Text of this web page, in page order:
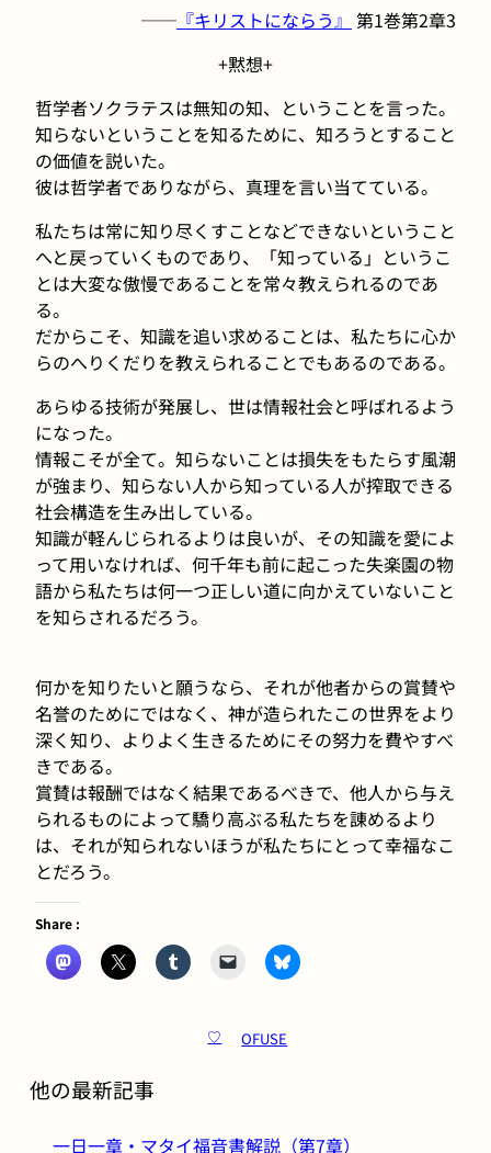
── 『キリストにならう』 第1巻第2章3
+黙想+
哲学者ソクラテスは無知の知、ということを言った。
知らないということを知るために、知ろうとすること
の価値を説いた。
彼は哲学者でありながら、真理を言い当てている。
私たちは常に知り尽くすことなどできないということ
へと戻っていくものであり、「知っている」というこ
とは大変な傲慢であることを常々教えられるのであ
る。
だからこそ、知識を追い求めることは、私たちに心か
らのへりくだりを教えられることでもあるのである。
あらゆる技術が発展し、世は情報社会と呼ばれるよう
になった。
情報こそが全て。知らないことは損失をもたらす風潮
が強まり、知らない人から知っている人が搾取できる
社会構造を生み出している。
知識が軽んじられるよりは良いが、その知識を愛によ
って用いなければ、何千年も前に起こった失楽園の物
語から私たちは何一つ正しい道に向かえていないこと
を知らされるだろう。
何かを知りたいと願うなら、それが他者からの賞賛や
名誉のためにではなく、神が造られたこの世界をより
深く知り、よりよく生きるためにその努力を費やすべ
きである。
賞賛は報酬ではなく結果であるべきで、他人から与え
られるものによって驕り高ぶる私たちを諌めるより
は、それが知られないほうが私たちにとって幸福なこ
とだろう。
Share :
♡ OFUSE
他の最新記事
一日一章・マタイ福音書解説（第7章）